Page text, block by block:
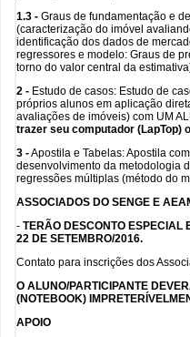
1.3 - Graus de fundamentação e
(caracterização do imóvel
identificação dos dados de
regressores e modelo: Graus de
torno do valor central da
2 - Estudo de casos: Estudo de
próprios alunos em aplicação
avaliações de imóveis) com UM
trazer seu computador (LapTop)
3 -Apostila e Tabelas: Apostila
desenvolvimento da metodologia
regressões múltiplas (método do
ASSOCIADOS DO SENGE E
- TERÃO DESCONTO ESPECIAL
22 DE SETEMBRO/2016.
Contato para inscrições dos
O ALUNO/PARTICIPANTE
(NOTEBOOK)
APOIO